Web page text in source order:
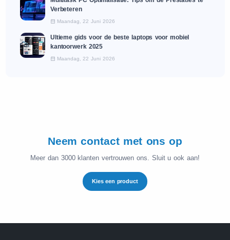
Verbeteren
Maandag, 22 Juni 2026
Ultieme gids voor de beste laptops voor mobiel
kantoorwerk 2025
Maandag, 22 Juni 2026
Neem contact met ons op
Meer dan 3000 klanten vertrouwen ons. Sluit u ook aan!
Kies een product